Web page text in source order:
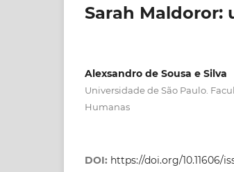
Sarah Maldoror:
Alexsandro de Sousa e Silva
Universidade de São Paulo.
Humanas
DOI: https://doi.org/10.11606/